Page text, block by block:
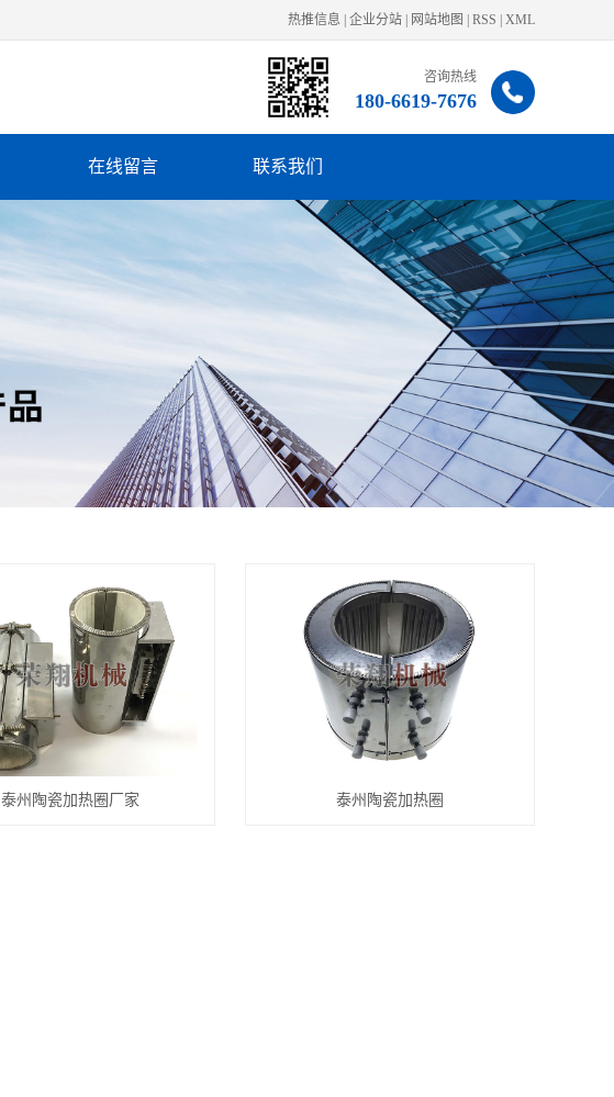
热推信息 企业分站 网站地图 RSS XML
咨询热线
180-6619-7676
在线留言 联系我们
泰州陶瓷加热圈厂家 泰州陶瓷加热圈